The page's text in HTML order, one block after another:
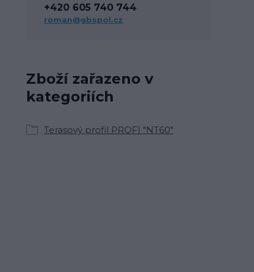
Zboží zařazeno v
kategoriích
Terasový profil PROFI "NT60"
+420 605 740 744
roman@gbspol.cz